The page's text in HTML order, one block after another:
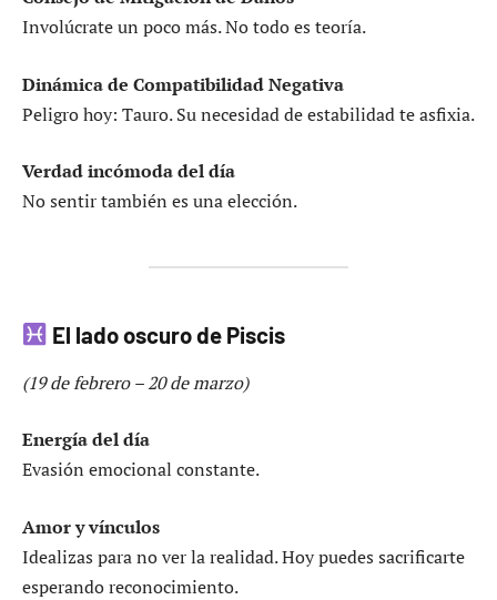
Involúcrate un poco más. No todo es teoría.
Dinámica de Compatibilidad Negativa
Peligro hoy: Tauro. Su necesidad de estabilidad te asfixia.
Verdad incómoda del día
No sentir también es una elección.
El lado oscuro de Piscis
(19 de febrero – 20 de marzo)
Energía del día
Evasión emocional constante.
Amor y vínculos
Idealizas para no ver la realidad. Hoy puedes sacrificarte
esperando reconocimiento.